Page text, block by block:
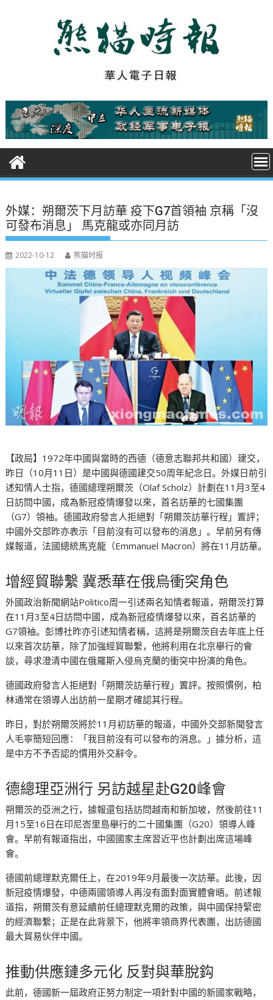
t
外媒：朔爾茨下月訪華 疫下G7首領袖 京稱「沒
可發布消息」 馬克龍或亦同月訪
2022-10-12 熊猫时报
【政局】1972年中國與當時的西德（德意志聯邦共和國）建交，
昨日（10月11日）是中國與德國建交50周年紀念日。外媒日前引
述知情人士指，德國總理朔爾茨（Olaf Scholz）計劃在11月3至4
日訪問中國，成為新冠疫情爆發以來，首名訪華的七國集團
（G7）領袖。德國政府發言人拒絕對「朔爾茨訪華行程」置評；
中國外交部昨亦表示「目前沒有可以發布的消息」。早前另有傳
媒報道，法國總統馬克龍（Emmanuel Macron）將在11月訪華。
增經貿聯繫 冀悉華在俄烏衝突角色
外國政治新聞網站Politico周一引述兩名知情者報道，朔爾茨打算
在11月3至4日訪問中國，成為新冠疫情爆發以來，首名訪華的
G7領袖。彭博社昨亦引述知情者稱，這將是朔爾茨自去年底上任
以來首次訪華，除了加強經貿聯繫，他將利用在北京舉行的會
談，尋求澄清中國在俄羅斯入侵烏克蘭的衝突中扮演的角色。
德國政府發言人拒絕對「朔爾茨訪華行程」置評。按照慣例，柏
林通常在領導人出訪前一星期才確認其行程。
昨日，對於朔爾茨將於11月初訪華的報道，中國外交部新聞發言
人毛寧簡短回應：「我目前沒有可以發布的消息。」據分析，這
是中方不予否認的慣用外交辭令。
德總理亞洲行 另訪越星赴G20峰會
朔爾茨的亞洲之行，據報還包括訪問越南和新加坡，然後前往11
月15至16日在印尼峇里島舉行的二十國集團（G20）領導人峰
會。早前有報道指出，中國國家主席習近平也計劃出席這場峰
會。
德國前總理默克爾任上，在2019年9月最後一次訪華。此後，因
新冠疫情爆發，中德兩國領導人再沒有面對面實體會晤。前述報
道指，朔爾茨有意延續前任總理默克爾的政策，與中國保持緊密
的經濟聯繫；正是在此背景下，他將率領商界代表團，出訪德國
最大貿易伙伴中國。
推動供應鏈多元化 反對與華脫鈎
此前，德國新一屆政府正努力制定一項針對中國的新國家戰略，